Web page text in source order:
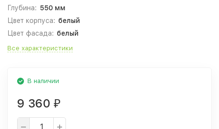
Глубина: 550 мм
Цвет корпуса: белый
Цвет фасада: белый
Все характеристики
В наличии
9 360 ₽